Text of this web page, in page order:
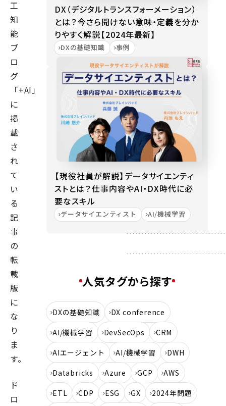
工
知
能
ブ
ロ
グ
「+AI」
に
掲
載
さ
れ
て
い
る
記
事
の
転
載
版
に
な
り
ま
す。
ド
ロ
DX（デジタルトランスフォーメーション）
とは？今さら聞けない意味・定義を分か
りやすく解説【2024年最新】
DXの基礎知識 事例
【現役社員が解説】データサイエンティ
ストとは？仕事内容やAI・DX時代に必
要なスキル
データサイエンティスト AI/機械学習
人気タグから探す
DXの基礎知識
DX conference
AI/機械学習
DevSecOps
CRM
AIエージェント
AI/機械学習
DWH
Databricks
Azure GCP
AWS
ETL
CDP ESG GX
2024年問題